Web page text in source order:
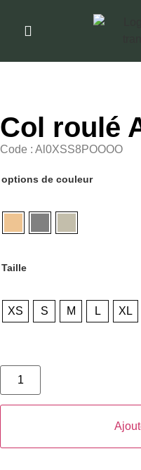
Col roulé
Code : Al0XSS8POOOO
options de couleur
Taille
XS S M L XL